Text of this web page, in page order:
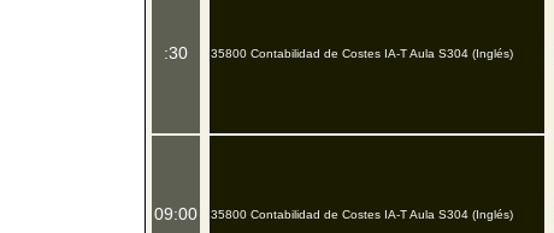
:30
09:00
35800 Contabilidad de Costes IA-T Aula S304 (Inglés)
35800 Contabilidad de Costes IA-T Aula S304 (Inglés)